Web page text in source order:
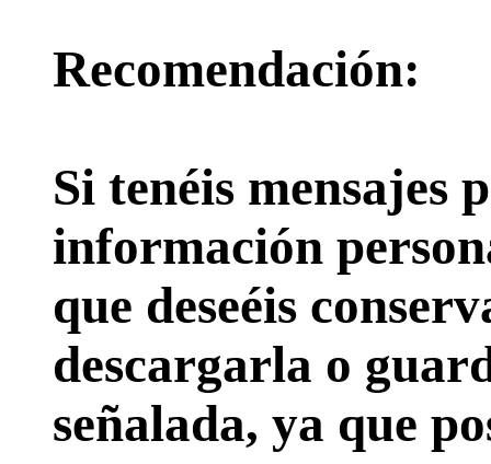
Recomendación:
Si tenéis mensajes
información
que deseéis
descargarla o
señalada, ya que